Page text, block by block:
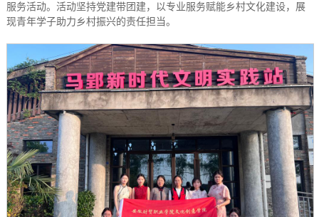
服务活动。活动坚持党建带团建，以专业服务赋能乡村文化建设，展
现青年学子助力乡村振兴的责任担当。